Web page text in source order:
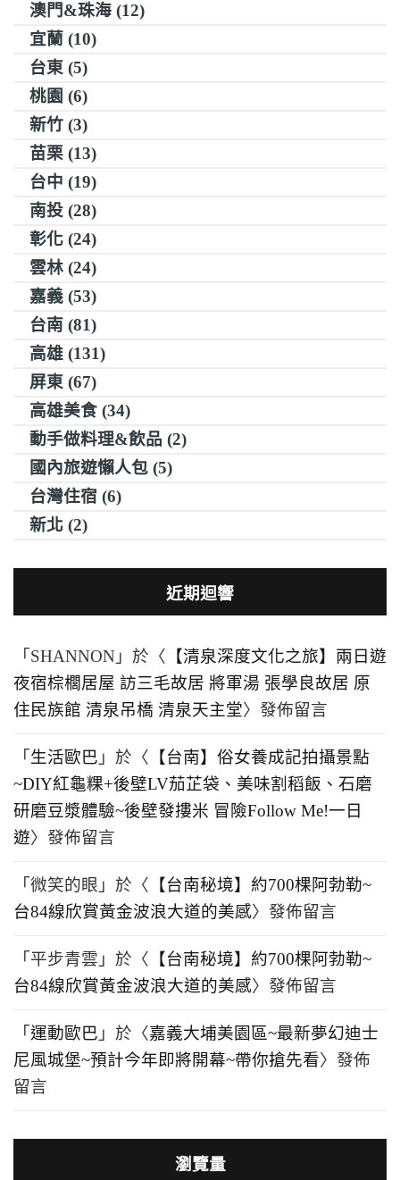
澳門&珠海 (12)
宜蘭 (10)
台東 (5)
桃園 (6)
新竹 (3)
苗栗 (13)
台中 (19)
南投 (28)
彰化 (24)
雲林 (24)
嘉義 (53)
台南 (81)
高雄 (131)
屏東 (67)
高雄美食 (34)
動手做料理&飲品 (2)
國內旅遊懶人包 (5)
台灣住宿 (6)
新北 (2)
近期迴響
「 SHANNON 」於〈 【清泉深度文化之旅】兩日遊
夜宿棕櫚居屋 訪三毛故居 將軍湯 張學良故居 原
住民族館 清泉吊橋 清泉天主堂〉發佈留言
「 生活歐巴 」於〈 【台南】俗女養成記拍攝景點
~DIY紅龜粿+後壁LV茄芷袋、美味割稻飯、石磨
研磨豆漿體驗~後壁發摟米 冒險Follow Me!一日
遊〉發佈留言
「 微笑的眼 」於〈 【台南秘境】約700棵阿勃勒~
台84線欣賞黃金波浪大道的美感〉發佈留言
「 平步青雲 」於〈 【台南秘境】約700棵阿勃勒~
台84線欣賞黃金波浪大道的美感〉發佈留言
「 運動歐巴 」於〈嘉義大埔美園區~最新夢幻迪士
尼風城堡~預計今年即將開幕~帶你搶先看〉發佈
留言
瀏覽量